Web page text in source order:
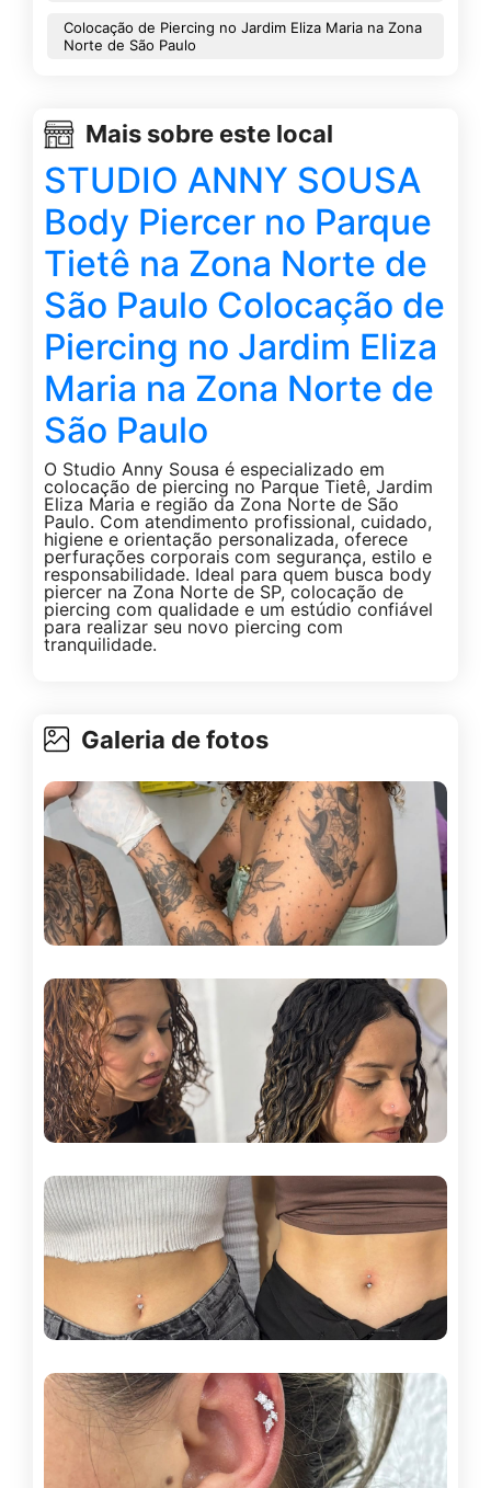
Colocação de Piercing no Jardim Eliza Maria na Zona
Norte de São Paulo
Mais sobre este local
STUDIO ANNY SOUSA
Body Piercer no Parque
Tietê na Zona Norte de
São Paulo Colocação de
Piercing no Jardim Eliza
Maria na Zona Norte de
São Paulo
O Studio Anny Sousa é especializado em
colocação de piercing no Parque Tietê, Jardim
Eliza Maria e região da Zona Norte de São
Paulo. Com atendimento profissional, cuidado,
higiene e orientação personalizada, oferece
perfurações corporais com segurança, estilo e
responsabilidade. Ideal para quem busca body
piercer na Zona Norte de SP, colocação de
piercing com qualidade e um estúdio confiável
para realizar seu novo piercing com
tranquilidade.
Galeria de fotos